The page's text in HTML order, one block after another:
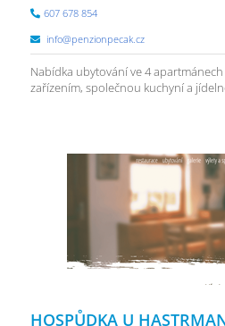
607 678 854
info@penzionpecak.cz
Nabídka ubytování ve 4
zařízením, společnou kuchyní a
HOSPŮDKA U